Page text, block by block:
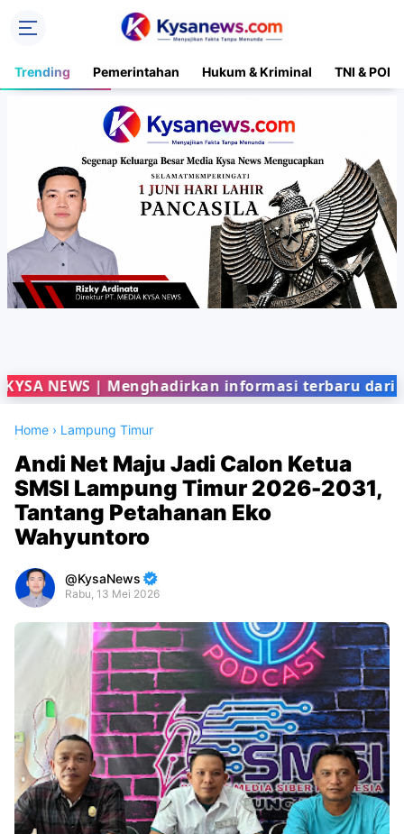
Trending Pemerintahan Hukum & Kriminal TNI &
| Menghadirkan informasi terbaru dari
Home › Lampung Timur
Andi Net Maju Jadi Calon Ketua
SMSI Lampung Timur 2026-2031,
Tantang Petahanan Eko
Wahyuntoro
KysaNews
Rabu, 13 Mei 2026
Premium
With
Shroff
Templates